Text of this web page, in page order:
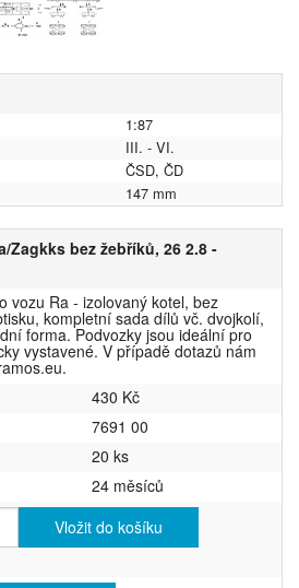
1:87
III. - VI.
ČSD, ČD
147 mm
Zagkks bez žebříků, 26 2.8 -
vozu Ra - izolovaný kotel, bez
kompletní sada dílů vč. dvojkolí,
forma. Podvozky jsou ideální pro
vystavené. V případě dotazů nám
430 Kč
7691 00
20 ks
24 měsíců
Vložit do košíku